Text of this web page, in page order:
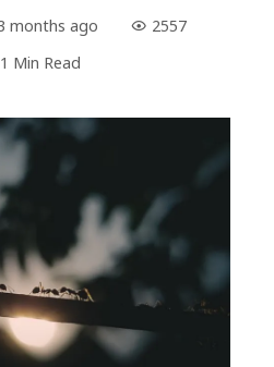
months ago
2557
1 Min Read